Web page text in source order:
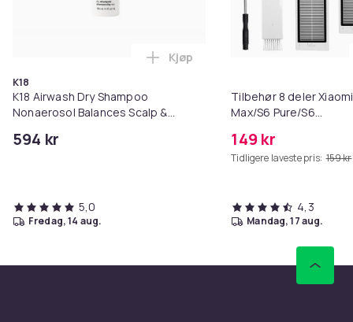
K18
K18 Airwash Dry Shampoo
Nonaerosol Balances Scalp &
594 kr
Legg K18 Airwash Dry
Kjøp
5,0
fredag, 14 aug.
Tilbehør 8 deler
Max/S6 Pure/S6
149 kr
Tidligere laveste pris: 159 kr
4,3
mandag, 17 aug.